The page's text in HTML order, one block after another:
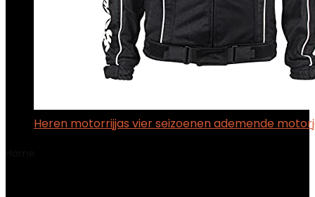
Heren motorrijjas vier seizoenen ademende